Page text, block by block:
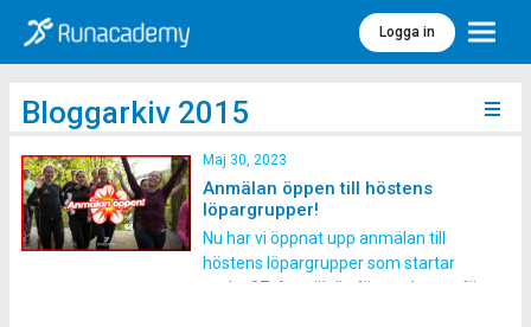
Logga in Meny
Bloggarkiv 2015
Maj 30, 2023
Anmälan öppen till höstens
löpargrupper!
Nu har vi öppnat upp anmälan till
höstens löpargrupper som startar
vecka 37. Anmäl dig första dygnet för